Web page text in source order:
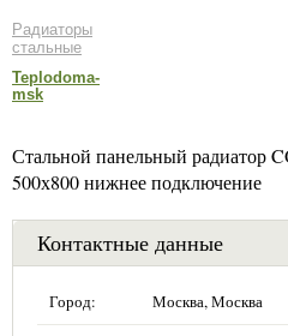
Радиаторы
стальные
Teplodoma-
msk
Стальной панельный радиатор
500х800 нижнее подключение
Контактные данные
Город: Москва, Москва